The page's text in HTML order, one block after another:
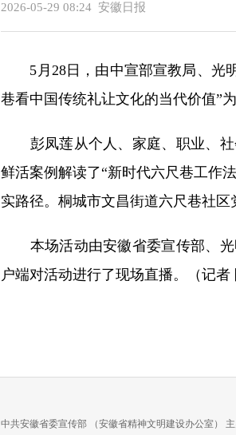
2026-05-29 08:24 安徽日报
5月28日，由中宣部宣教局、光明
巷看中国传统礼让文化的当代价值”
彭凤莲从个人、家庭、职业、社
鲜活案例解读了“新时代六尺巷工作
实路径。桐城市文昌街道六尺巷社
本场活动由安徽省委宣传部、光
户端对活动进行了现场直播。（记者
中共安徽省委宣传部 （安徽省精神文明建设办公室